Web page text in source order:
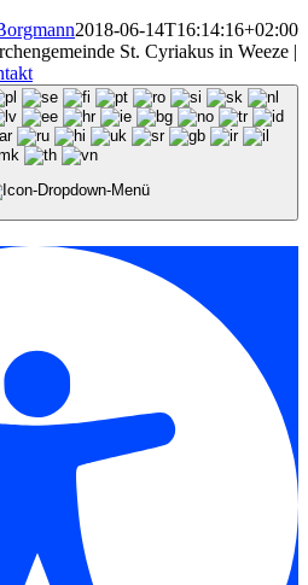
2018-06-14T16:14:16+02:00
St. Cyriakus in Weeze |